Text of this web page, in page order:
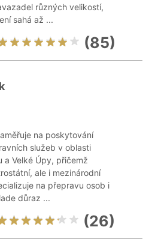
různých velikostí,
sahá až ...
(85)
na poskytování
služeb v oblasti
a Velké Úpy, přičemž
ale i mezinárodní
na přepravu osob i
důraz ...
(26)